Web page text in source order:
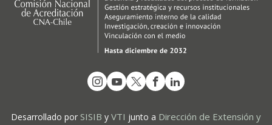
Desarrollado por SISIB y VTI junto a Dirección de Extensión y